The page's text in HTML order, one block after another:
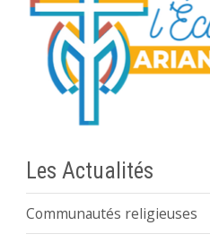
Les Actualités
Communautés religieuses